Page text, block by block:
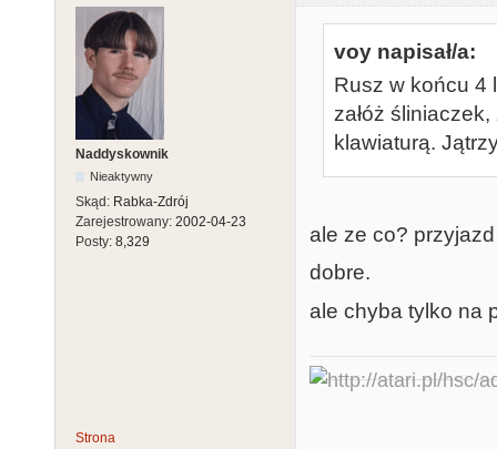
Naddyskownik
Nieaktywny
Skąd: Rabka-Zdrój
Zarejestrowany: 2002-04-23
Posty: 8,329
voy napisał/a:
Rusz w końcu 4
załóż
klawiaturą.
ale ze co?
dobre.
ale chyba tylko na
Strona